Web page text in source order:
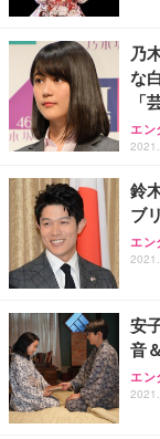
乃
な
「
エン
鈴
ブ
エン
安
音
エン